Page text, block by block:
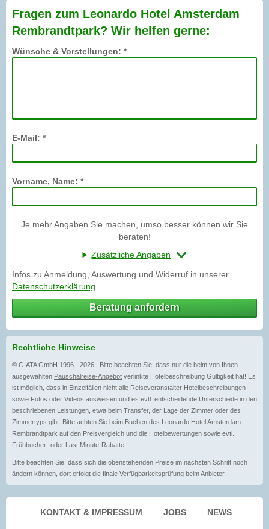
Fragen zum Leonardo Hotel Amsterdam
Rembrandtpark? Wir helfen gerne:
Wünsche & Vorstellungen: *
E-Mail: *
Vorname, Name: *
Je mehr Angaben Sie machen, umso besser können wir Sie
beraten!
Zusätzliche Angaben
Infos zu Anmeldung, Auswertung und Widerruf in unserer
Datenschutzerklärung
Beratung anfordern
Rechtliche Hinweise
© GIATA GmbH 1996 - 2026 | Bitte beachten Sie, dass nur die beim von Ihnen
ausgewählten Pauschalreise-Angebot verlinkte Hotelbeschreibung Gültigkeit hat! Es
ist möglich, dass in Einzelfällen nicht alle Reiseveranstalter Hotelbeschreibungen
sowie Fotos oder Videos ausweisen und es evtl. entscheidende Unterschiede in den
beschriebenen Leistungen, etwa beim Transfer, der Lage der Zimmer oder des
Zimmertyps gibt. Bitte achten Sie beim Buchen des Leonardo Hotel Amsterdam
Rembrandtpark auf den Preisvergleich und die Hotelbewertungen sowie evtl.
Frühbucher- oder Last Minute-Rabatte.
Bitte beachten Sie, dass sich die obenstehenden Preise im nächsten Schritt noch
ändern können, dort erfolgt die finale Verfügbarkeitsprüfung beim Anbieter.
KONTAKT & IMPRESSUM JOBS NEWS